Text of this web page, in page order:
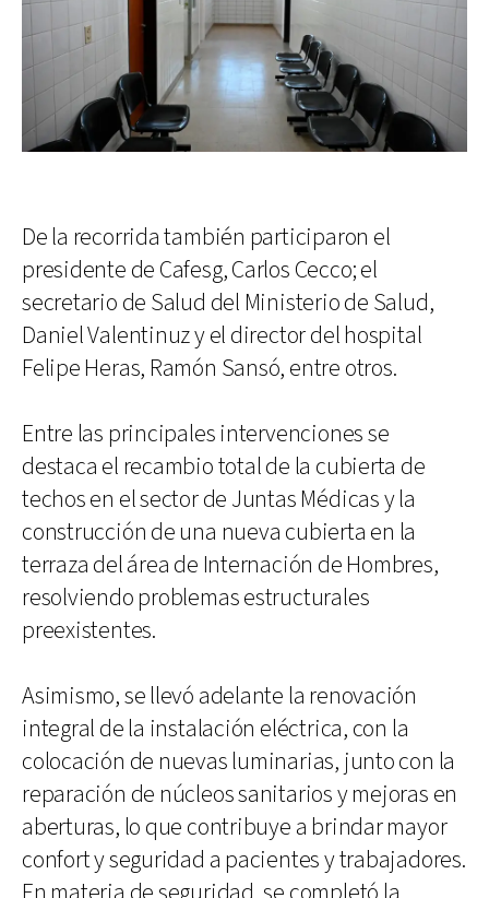
De la recorrida también participaron el
presidente de Cafesg, Carlos Cecco; el
secretario de Salud del Ministerio de Salud,
Daniel Valentinuz y el director del hospital
Felipe Heras, Ramón Sansó, entre otros.
Entre las principales intervenciones se
destaca el recambio total de la cubierta de
techos en el sector de Juntas Médicas y la
construcción de una nueva cubierta en la
terraza del área de Internación de Hombres,
resolviendo problemas estructurales
preexistentes.
Asimismo, se llevó adelante la renovación
integral de la instalación eléctrica, con la
colocación de nuevas luminarias, junto con la
reparación de núcleos sanitarios y mejoras en
aberturas, lo que contribuye a brindar mayor
confort y seguridad a pacientes y trabajadores.